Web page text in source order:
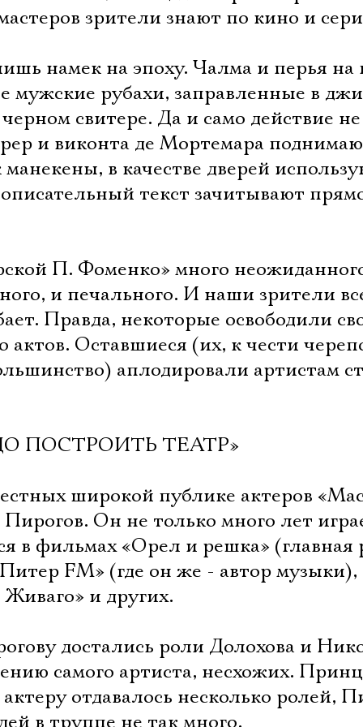
зрители знают по кино и
намек на эпоху. Чалма и перья на
мужские рубахи, заправленные в
свитере. Да и само действие
и виконта де Мортемара
в качестве дверей
текст зачитывают
П. Фоменко» много
и печального. И наши зрители
Правда, некоторые освободили
актов. Оставшиеся (их, к чести
аплодировали артистам
ПОСТРОИТЬ ТЕАТР»
широкой публике актеров
Он не только много лет
в фильмах «Орел и решка» (главная
FM» (где он же - автор музыки),
и других.
достались роли Долохова и
самого артиста, несхожих.
отдавалось несколько ролей,
в труппе не так много.
Электропочта
Имя